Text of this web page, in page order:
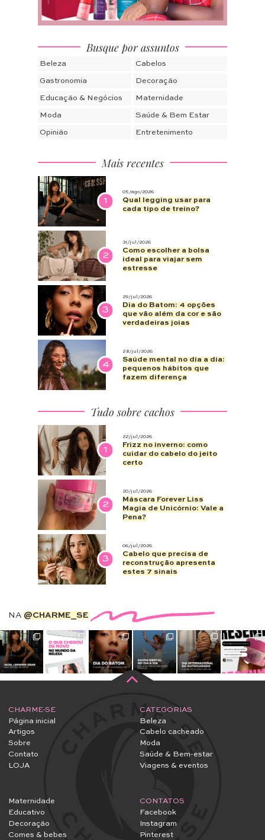
Busque por assuntos
Beleza Cabelos
Gastronomia Decoração
Educação & Negócios Maternidade
Moda Saúde & Bem Estar
Opinião Entretenimento
Mais recentes
1
05/ago/2026
Qual legging usar para
cada tipo de treino?
2
31/jul/2026
Como escolher a bolsa
ideal para viajar sem
estresse
3
29/jul/2026
Dia do Batom: 4 opções
que vão além da cor e são
verdadeiras joias
4
28/jul/2026
Saúde mental no dia a dia:
pequenos hábitos que
fazem diferença
Tudo sobre cachos
1
22/jul/2026
Frizz no inverno: como
cuidar do cabelo do jeito
certo
2
20/jul/2026
Máscara Forever Liss
Magia de Unicórnio: Vale a
Pena?
3
06/jul/2026
Cabelo que precisa de
reconstrução apresenta
estes 7 sinais
NA @CHARME_SE
CHARME-SE
Página inicial
Artigos
Sobre
Contato
LOJA
CATEGORIAS
Beleza
Cabelo cacheado
Moda
Saúde & Bem-estar
Viagens & eventos
Maternidade
Educativo
Decoração
Comes & bebes
CONTATOS
Facebook
Instagram
Pinterest